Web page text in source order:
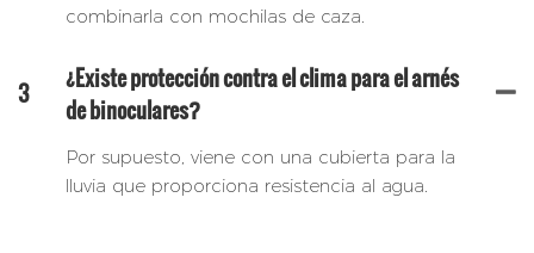
combinarla con mochilas de caza.
3
¿Existe protección contra el clima para el arnés
de binoculares?
Por supuesto, viene con una cubierta para la
lluvia que proporciona resistencia al agua.